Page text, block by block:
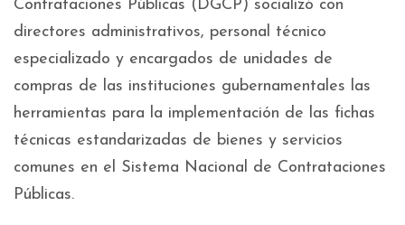
Contrataciones Públicas (DGCP) socializó con
directores administrativos, personal técnico
especializado y encargados de unidades de
compras de las instituciones gubernamentales las
herramientas para la implementación de las fichas
técnicas estandarizadas de bienes y servicios
comunes en el Sistema Nacional de Contrataciones
Públicas.